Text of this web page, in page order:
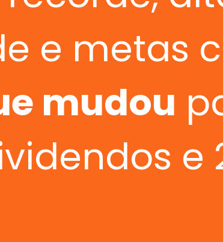
e metas
mudou
e